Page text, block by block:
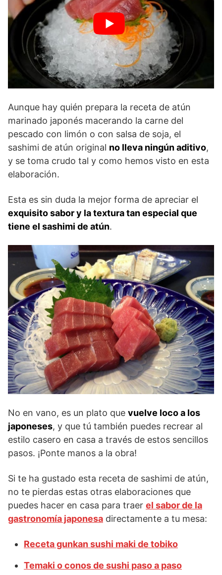
Aunque hay quién prepara la receta de atún
marinado japonés macerando la carne del
pescado con limón o con salsa de soja, el
sashimi de atún original no lleva ningún aditivo,
y se toma crudo tal y como hemos visto en esta
elaboración.
Esta es sin duda la mejor forma de apreciar el
exquisito sabor y la textura tan especial que
tiene el sashimi de atún.
No en vano, es un plato que vuelve loco a los
japoneses, y que tú también puedes recrear al
estilo casero en casa a través de estos sencillos
pasos. ¡Ponte manos a la obra!
Si te ha gustado esta receta de sashimi de atún,
no te pierdas estas otras elaboraciones que
puedes hacer en casa para traer el sabor de la
gastronomía japonesa directamente a tu mesa:
Receta gunkan sushi maki de tobiko
Temaki o conos de sushi paso a paso